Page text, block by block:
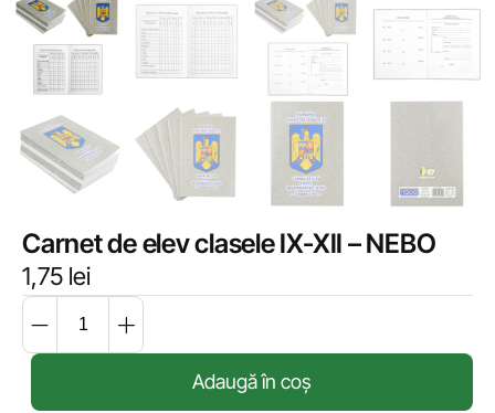
Carnet de elev clasele IX-XII – NEBO
1,75 lei
Adaugă în coș